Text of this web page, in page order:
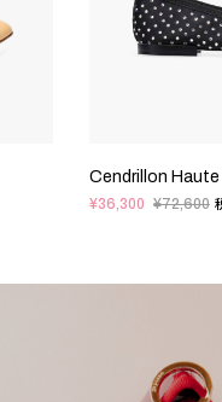
Cendrillon Haute
¥36,300 ¥72,600